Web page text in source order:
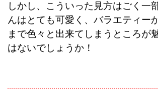
しかし、こういった見方はごく一
んはとても可愛く、バラエティー
まで色々と出来てしまうところが
はないでしょうか！